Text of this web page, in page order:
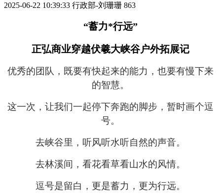
2025-06-22 10:39:33 行政部-刘珊珊 863
“蓄力*行远”
正弘商业穿越伏羲大峡谷户外拓展记
优秀的团队，既要有快起来的能力，也要有慢下来
的智慧。
这一次，让我们一起停下奔跑的脚步，暂时画个逗
号。
去峡谷里，听风听水听自然的声音。
去林溪间，看花看草看山水的风情。
逗号是留白，更是蓄力，更为行远。